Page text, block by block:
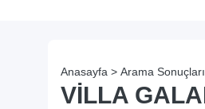
Anasayfa > Arama
VILLA